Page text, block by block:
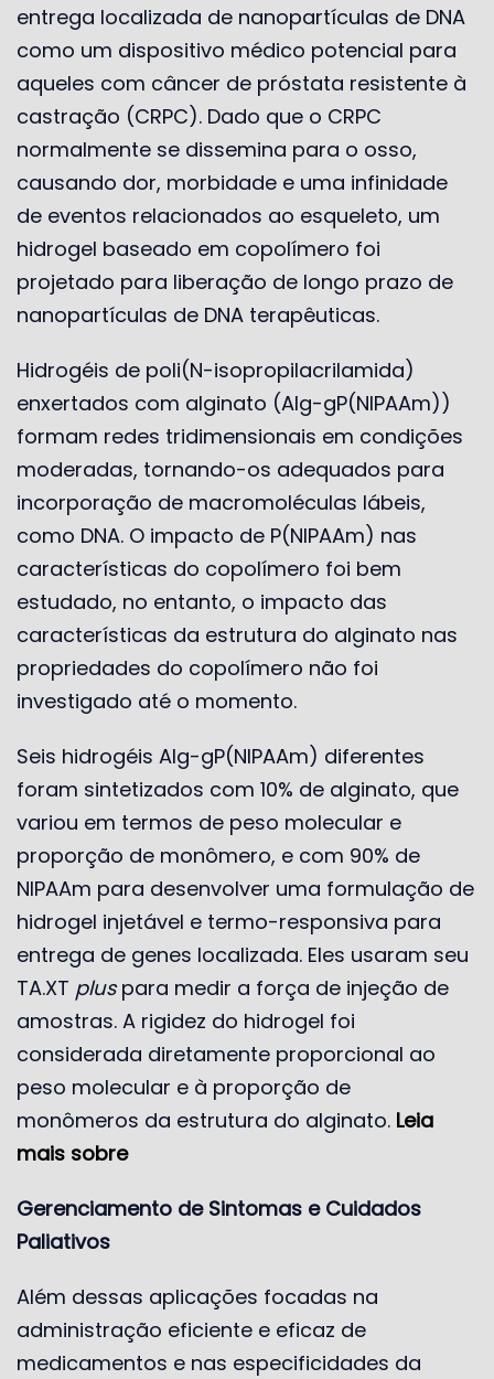
entrega localizada de nanopartículas de DNA
como um dispositivo médico potencial para
aqueles com câncer de próstata resistente à
castração (CRPC). Dado que o CRPC
normalmente se dissemina para o osso,
causando dor, morbidade e uma infinidade
de eventos relacionados ao esqueleto, um
hidrogel baseado em copolímero foi
projetado para liberação de longo prazo de
nanopartículas de DNA terapêuticas.
Hidrogéis de poli(N-isopropilacrilamida)
enxertados com alginato (Alg-gP(NIPAAm))
formam redes tridimensionais em condições
moderadas, tornando-os adequados para
incorporação de macromoléculas lábeis,
como DNA. O impacto de P(NIPAAm) nas
características do copolímero foi bem
estudado, no entanto, o impacto das
características da estrutura do alginato nas
propriedades do copolímero não foi
investigado até o momento.
Seis hidrogéis Alg-gP(NIPAAm) diferentes
foram sintetizados com 10% de alginato, que
variou em termos de peso molecular e
proporção de monômero, e com 90% de
NIPAAm para desenvolver uma formulação de
hidrogel injetável e termo-responsiva para
entrega de genes localizada. Eles usaram seu
TA.XT pluspara medir a força de injeção de
amostras. A rigidez do hidrogel foi
considerada diretamente proporcional ao
peso molecular e à proporção de
monômeros da estrutura do alginato. Leia
mais sobre
Gerenciamento de Sintomas e Cuidados
Paliativos
Além dessas aplicações focadas na
administração eficiente e eficaz de
medicamentos e nas especificidades da